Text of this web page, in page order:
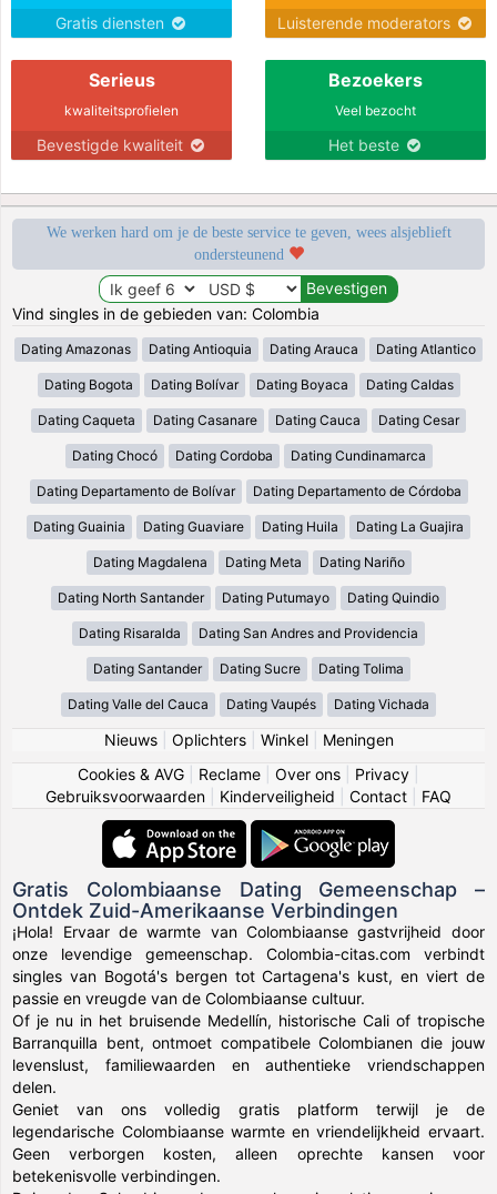
Gratis diensten Luisterende moderators
Serieus
kwaliteitsprofielen
Bevestigde kwaliteit
Bezoekers
Veel bezocht
Het beste
We werken hard om je de beste service te geven, wees alsjeblieft
ondersteunend
Vind singles in de gebieden van: Colombia
Dating Amazonas Dating Antioquia Dating Arauca Dating Atlantico
Dating Bogota Dating Bolívar Dating Boyaca Dating Caldas
Dating Caqueta Dating Casanare Dating Cauca Dating Cesar
Dating Chocó Dating Cordoba Dating Cundinamarca
Dating Departamento de Bolívar Dating Departamento de Córdoba
Dating Guainia Dating Guaviare Dating Huila Dating La Guajira
Dating Magdalena Dating Meta Dating Nariño
Dating North Santander Dating Putumayo Dating Quindio
Dating Risaralda Dating San Andres and Providencia
Dating Santander Dating Sucre Dating Tolima
Dating Valle del Cauca Dating Vaupés Dating Vichada
Nieuws| Oplichters| Winkel| Meningen
Cookies & AVG
Reclame Over ons Privacy
Gebruiksvoorwaarden
Kinderveiligheid Contact FAQ
Gratis Colombiaanse Dating Gemeenschap –
Ontdek Zuid-Amerikaanse Verbindingen
¡Hola! Ervaar de warmte van Colombiaanse gastvrijheid door
onze levendige gemeenschap. Colombia-citas.com verbindt
singles van Bogotá's bergen tot Cartagena's kust, en viert de
passie en vreugde van de Colombiaanse cultuur.
Of je nu in het bruisende Medellín, historische Cali of tropische
Barranquilla bent, ontmoet compatibele Colombianen die jouw
levenslust, familiewaarden en authentieke vriendschappen
delen.
Geniet van ons volledig gratis platform terwijl je de
legendarische Colombiaanse warmte en vriendelijkheid ervaart.
Geen verborgen kosten, alleen oprechte kansen voor
betekenisvolle verbindingen.